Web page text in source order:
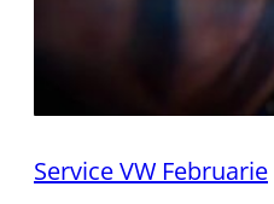
Service VW Februarie